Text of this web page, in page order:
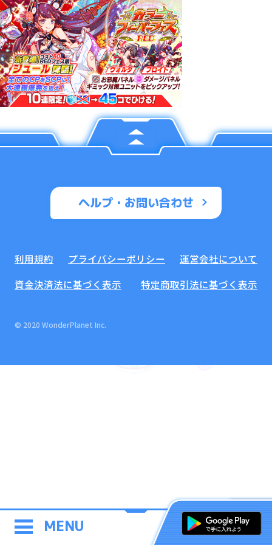
MENU
ヘルプ・お問い合わせ
利用規約 プライバシーポリシー
運営会社について
資金決済法に基づく表示
特定商取引法に基づく表示
© 2020 WonderPlanet Inc.